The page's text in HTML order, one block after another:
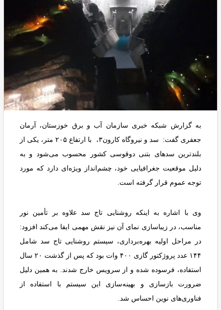
به گزارش شبکه خبری سازمان آب و برق خوزستان، آرمان
جعفری گفت: سد و نیروگاه کارون۳، با ارتفاع ۲۰۵ متر، یکی از
بلندترین سدهای بتنی دوقوسی کشور محسوب می‌شود و به
دلیل موقعیت جغرافیایی خود، چشم‌انداز ویژه‌ای دارد که مورد
توجه عموم قرار گرفته است.
وی با اشاره به اینکه روشنایی تاج سد علاوه بر تأمین نور
مناسب، در زیباسازی نمای آن نیز نقش مهمی ایفا می‌کند افزود:
در مراحل اولیه بهره‌برداری، سیستم روشنایی تاج سد شامل
۱۴۴ عدد پروژکتور گازی ۴۰۰ وات بود که پس از گذشت ۲۰ سال
استفاده، فرسوده شده و از سرویس خارج شدند. به همین دلیل
ضرورت بازسازی و بهینه‌سازی این سیستم با استفاده از
فناوری‌های نوین احساس شد.